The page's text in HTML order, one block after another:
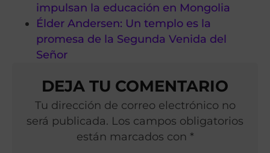
impulsan la educación en Mongolia
Élder Andersen: Un templo es la
promesa de la Segunda Venida del
Señor
DEJA TU COMENTARIO
Tu dirección de correo electrónico no
será publicada. Los campos obligatorios
están marcados con *